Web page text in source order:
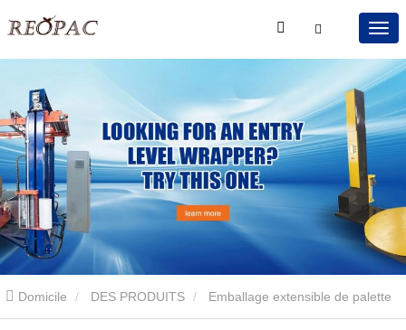
Domicile DES PRODUITS Emballage extensible de palette